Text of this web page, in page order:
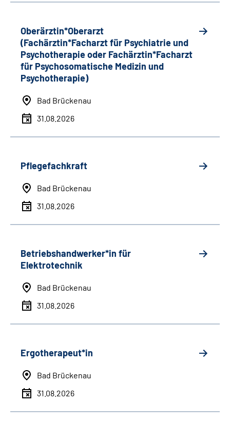
Oberärztin*Oberarzt
(Fachärztin*Facharzt für Psychiatrie und
Psychotherapie oder Fachärztin*Facharzt
für Psychosomatische Medizin und
Psychotherapie)
Bad Brückenau
31.08.2026
Pflegefachkraft
Bad Brückenau
31.08.2026
Betriebshandwerker*in für
Elektrotechnik
Bad Brückenau
31.08.2026
Ergotherapeut*in
Bad Brückenau
31.08.2026